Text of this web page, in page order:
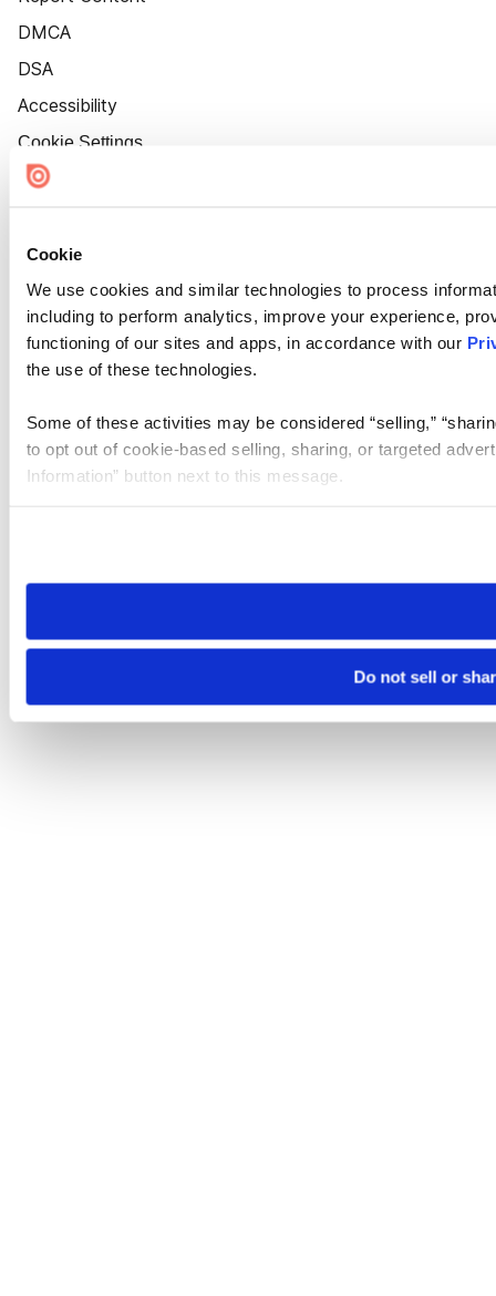
Cookie
We use cookies and similar technologies to process
including to perform analytics, improve your experience,
functioning of our sites and apps, in accordance with our
the use of these technologies.
Some of these activities may be considered “selling,”
to opt out of cookie-based selling, sharing, or targeted
Information” button next to this message.
need to be set again.
Do not sell or
DMCA
DSA
Accessibility
Cookie Settings